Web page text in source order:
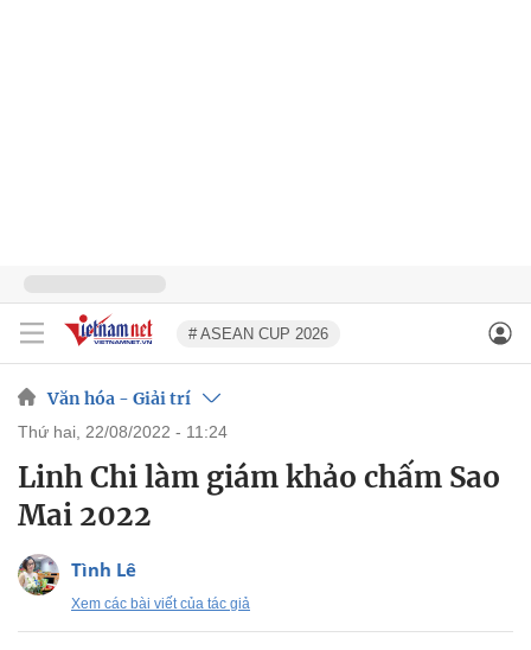
# ASEAN CUP 2026
Văn hóa - Giải trí
thứ hai, 22/08/2022 - 11:24
Linh Chi làm giám khảo chấm Sao
Mai 2022
Tình Lê
Xem các bài viết của tác giả